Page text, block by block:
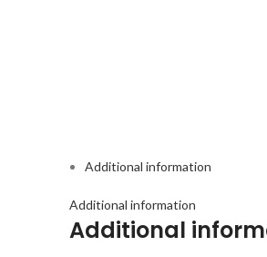
Additional information
Additional information
Additional